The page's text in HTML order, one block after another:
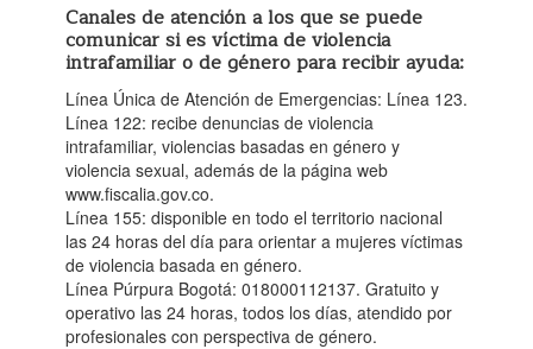
Canales de atención a los que se puede
comunicar si es víctima de violencia
intrafamiliar o de género para recibir ayuda:
Línea Única de Atención de Emergencias: Línea 123.
Línea 122: recibe denuncias de violencia
intrafamiliar, violencias basadas en género y
violencia sexual, además de la página web
www.fiscalia.gov.co.
Línea 155: disponible en todo el territorio nacional
las 24 horas del día para orientar a mujeres víctimas
de violencia basada en género.
Línea Púrpura Bogotá: 018000112137. Gratuito y
operativo las 24 horas, todos los días, atendido por
profesionales con perspectiva de género.